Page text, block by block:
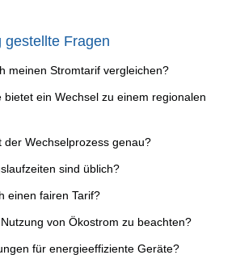
gestellte Fragen
meinen Stromtarif vergleichen?
bietet ein Wechsel zu einem regionalen
der Wechselprozess genau?
sind üblich?
einen fairen Tarif?
von Ökostrom zu beachten?
für energieeffiziente Geräte?